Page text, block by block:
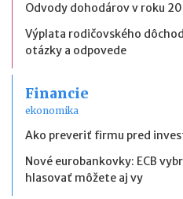
Odvody dohodárov v roku
Výplata rodičovského
otázky a odpovede
Financie
ekonomika
Ako preveriť firmu pred
Nové eurobankovky: ECB
hlasovať môžete aj vy